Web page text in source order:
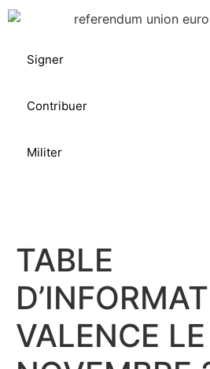
Signer
Contribuer
Militer
TABLE
VALENCE